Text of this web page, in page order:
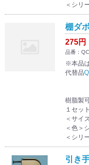
＜シリ
棚ダ
275円
品番：
※本品
代替品
樹脂製
１セッ
＜サイ
＜色＞
＜シリ
引き